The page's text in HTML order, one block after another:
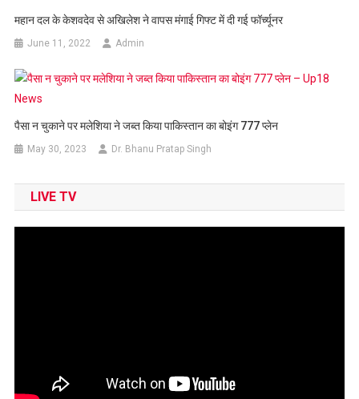
महान दल के केशवदेव से अखिलेश ने वापस मंगाई गिफ्ट में दी गई फॉर्च्यूनर
June 11, 2022 Admin
पैसा न चुकाने पर मलेशिया ने जब्‍त किया पाकिस्‍तान का बोइंग 777 प्‍लेन
May 30, 2023 Dr. Bhanu Pratap Singh
LIVE TV